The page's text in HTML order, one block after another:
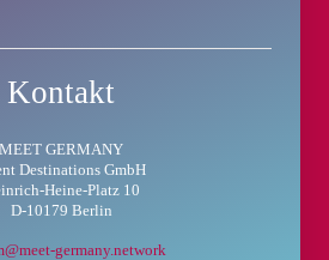
Kontakt
MEET GERMANY
Destinations GmbH
Heine-Platz 10
D-10179 Berlin
germany.network